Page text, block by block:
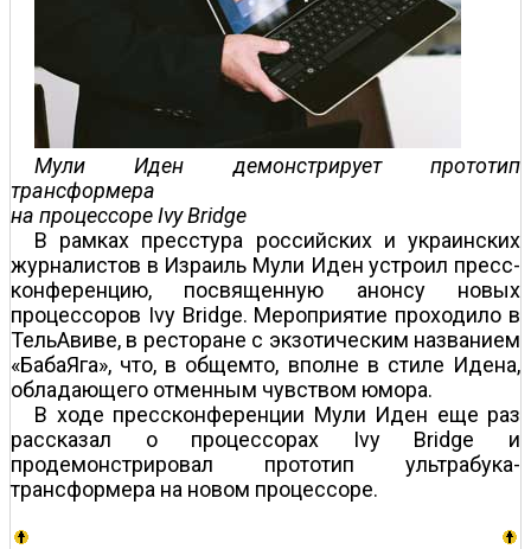
Мули Иден демонстрирует прототип
трансформера
на процессоре Ivy Bridge
В рамках пресс­тура российских и украинских
журналистов в Израиль Мули Иден устроил пресс­
конференцию, посвященную анонсу новых
процессоров Ivy Bridge. Мероприятие проходило в
Тель­Авиве, в ресторане с экзотическим названием
«Баба­Яга», что, в общем­то, вполне в стиле Идена,
обладающего отменным чувством юмора.
В ходе пресс­конференции Мули Иден еще раз
рассказал о процессорах Ivy Bridge и
продемонстрировал прототип ультрабука-
трансформера на новом процессоре.